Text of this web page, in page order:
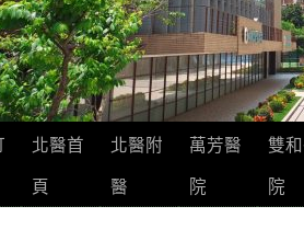
北醫首
頁
北醫附
醫
萬芳醫
院
雙
院